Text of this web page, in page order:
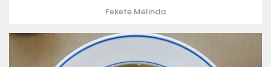
Fekete Melinda